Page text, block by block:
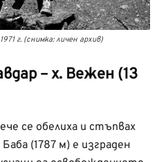
г. (снимка: личен архив)
– х. Вежен (13
се обелиха и стъпвах
(1787 м) е изграден